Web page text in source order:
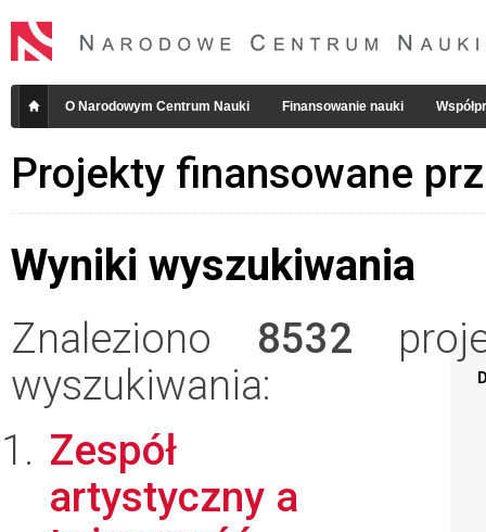
O Narodowym Centrum Nauki Finansowanie nauki
Projekty finansowane
Wyniki wyszukiwania
Znaleziono 8532
wyszukiwania:
Zespół
artystyczny a